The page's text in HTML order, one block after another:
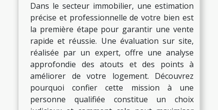
Dans le secteur immobilier, une estimation
précise et professionnelle de votre bien est
la première étape pour garantir une vente
rapide et réussie. Une évaluation sur site,
réalisée par un expert, offre une analyse
approfondie des atouts et des points à
améliorer de votre logement. Découvrez
pourquoi confier cette mission à une
personne qualifiée constitue un choix